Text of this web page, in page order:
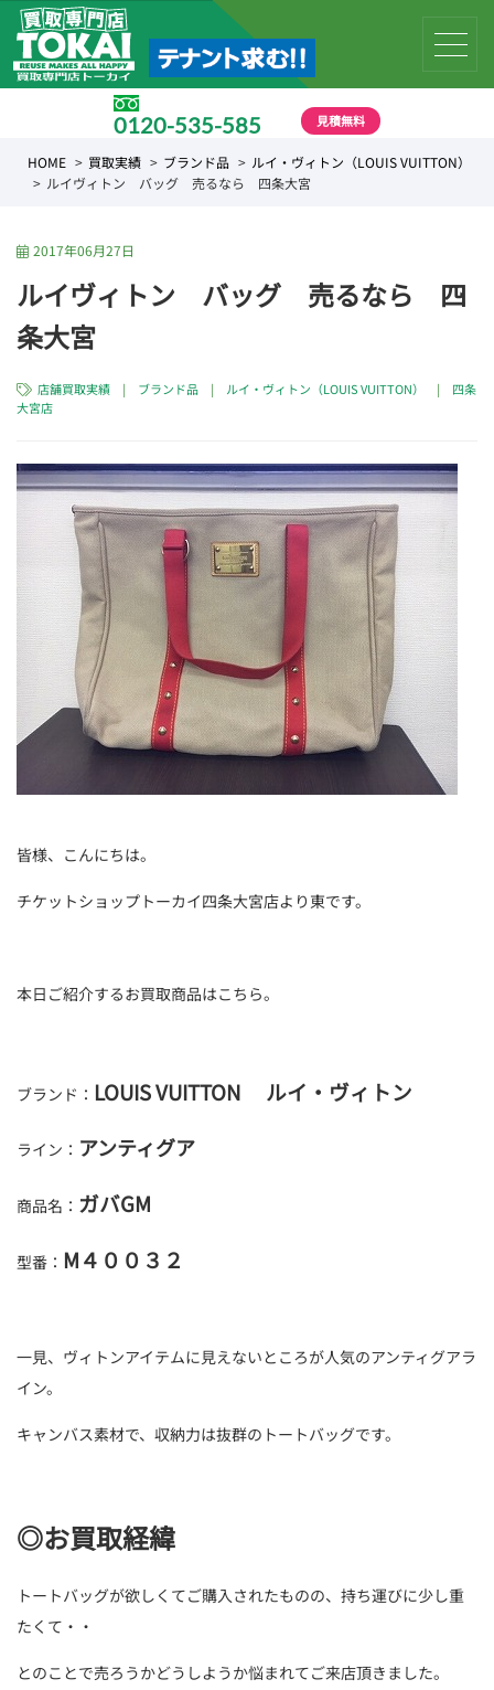
0120-535-585 見積無料
HOME 買取実績 ブランド品
ルイ・ヴィトン（LOUIS VUITTON）
ルイヴィトン バッグ 売るなら 四条大宮
2017年06月27日
ルイヴィトン バッグ 売るなら 四
条大宮
店舗買取実績 | ブランド品 | ルイ・ヴィトン（LOUIS VUITTON） | 四条
大宮店
皆様、こんにちは。
チケットショップトーカイ四条大宮店より東です。
本日ご紹介するお買取商品はこちら。
ブランド： LOUIS VUITTON ルイ・ヴィトン
ライン： アンティグア
商品名： ガバGM
型番： M４００３２
一見、ヴィトンアイテムに見えないところが人気のアンティグアラ
イン。
キャンバス素材で、収納力は抜群のトートバッグです。
◎お買取経緯
トートバッグが欲しくてご購入されたものの、持ち運びに少し重
たくて・・
とのことで売ろうかどうしようか悩まれてご来店頂きました。